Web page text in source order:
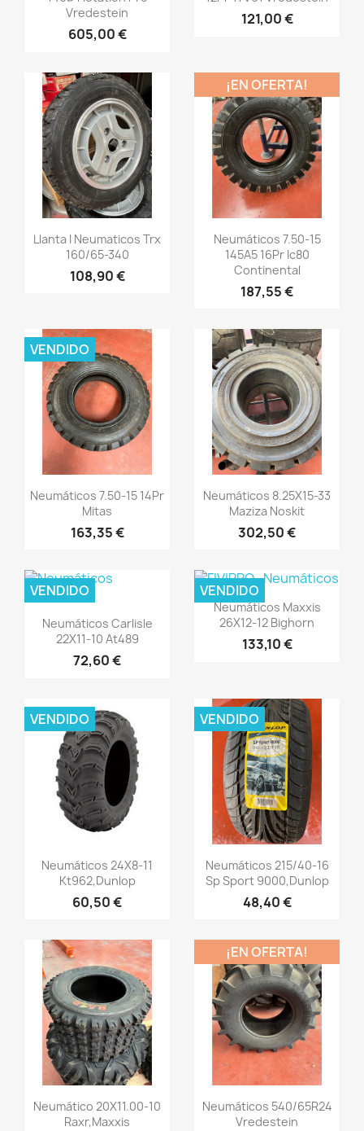
Vredestein
605,00 €
121,00 €
Vista rápida
Llanta I Neumaticos Trx
160/65-340
108,90 €
Vista rápida
Neumáticos 7.50-15
145A5 16Pr Ic80
Continental
187,55 €
¡EN OFERTA!
Vista rápida
Neumáticos 7.50-15 14Pr
Mitas
163,35 €
VENDIDO
Vista rápida
Neumáticos 8.25X15-33
Maziza Noskit
302,50 €
Vista rápida
Neumáticos Carlisle
22X11-10 At489
72,60 €
VENDIDO
Vista rápida
Neumáticos Maxxis
26X12-12 Bighorn
133,10 €
VENDIDO
Vista rápida
Neumáticos 24X8-11
Kt962,Dunlop
60,50 €
VENDIDO
Vista rápida
Neumáticos 215/40-16
Sp Sport 9000,Dunlop
48,40 €
VENDIDO
Vista rápida
Neumático 20X11.00-10
Raxr,Maxxis
Vista rápida
Neumáticos 540/65R24
Vredestein
¡EN OFERTA!